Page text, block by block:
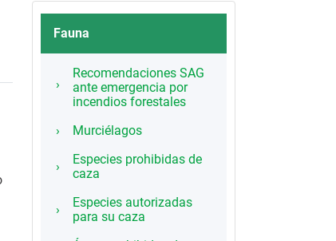
Fauna
Recomendaciones SAG
ante emergencia por
incendios forestales
Murciélagos
Especies prohibidas de
caza
Especies autorizadas
para su caza